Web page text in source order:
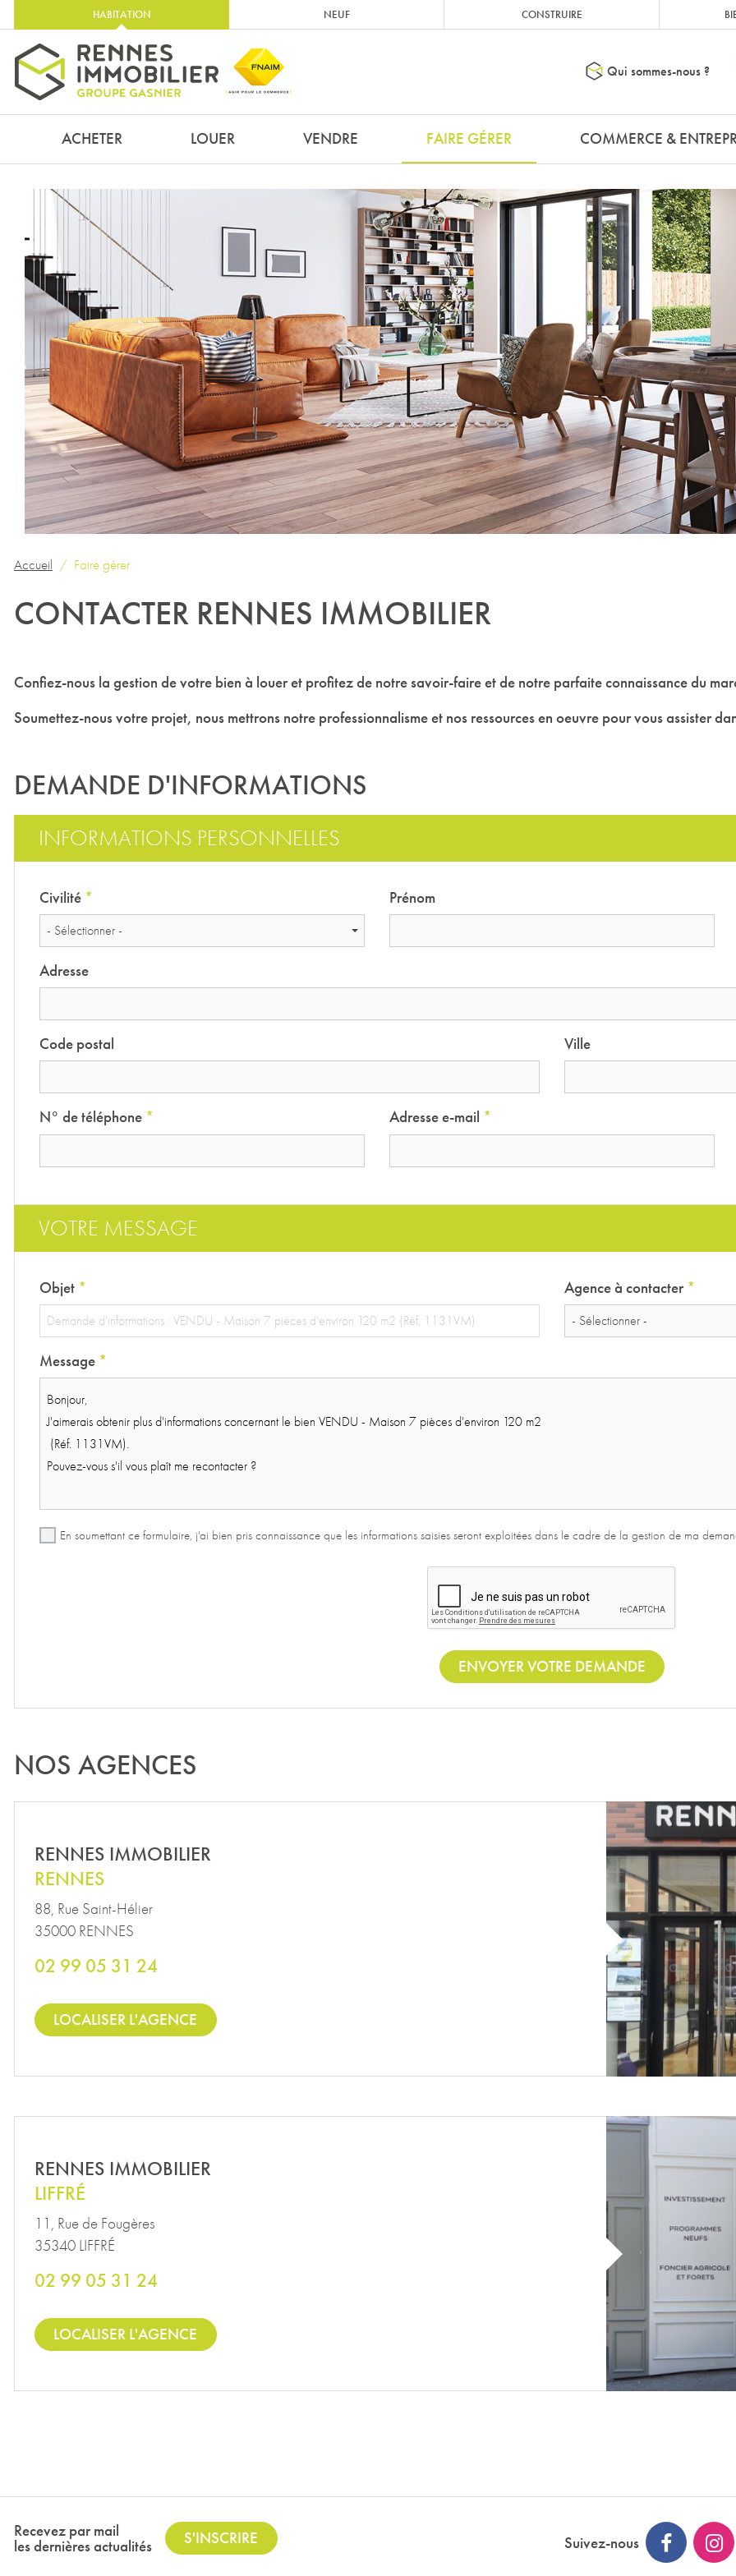
HABITATION NEUF CONSTRUIRE
Qui sommes-nous ?
ACHETER LOUER VENDRE FAIRE GÉRER COMMERCE &
Accueil Faire gérer
CONTACTER RENNES IMMOBILIER
Confiez-nous la gestion de votre bien à louer et profitez de notre savoir-faire et de notre parfaite connaissance du
Soumettez-nous votre projet, nous mettrons notre professionnalisme et nos ressources en oeuvre pour vous assister
DEMANDE D'INFORMATIONS
INFORMATIONS PERSONNELLES
Civilité *
- Sélectionner -
Prénom
Adresse
Code postal Ville
N° de téléphone * Adresse e-mail *
VOTRE MESSAGE
Objet * Agence à contacter *
- Sélectionner -
Message *
En soumettant ce formulaire, j'ai bien pris connaissance que les informations saisies seront exploitées dans le cadre de la gestion de ma
ENVOYER VOTRE DEMANDE
NOS AGENCES
RENNES IMMOBILIER
RENNES
88, Rue Saint-Hélier
35000 RENNES
02 99 05 31 24
LOCALISER L'AGENCE
RENNES IMMOBILIER
LIFFRÉ
11, Rue de Fougères
35340 LIFFRÉ
02 99 05 31 24
LOCALISER L'AGENCE
Recevez par mail
les dernières actualités S'INSCRIRE Suivez-nous